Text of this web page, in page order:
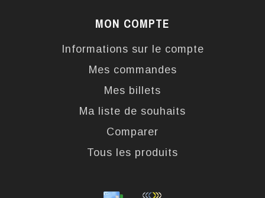
MON COMPTE
Informations sur le compte
Mes commandes
Mes billets
Ma liste de souhaits
Comparer
Tous les produits